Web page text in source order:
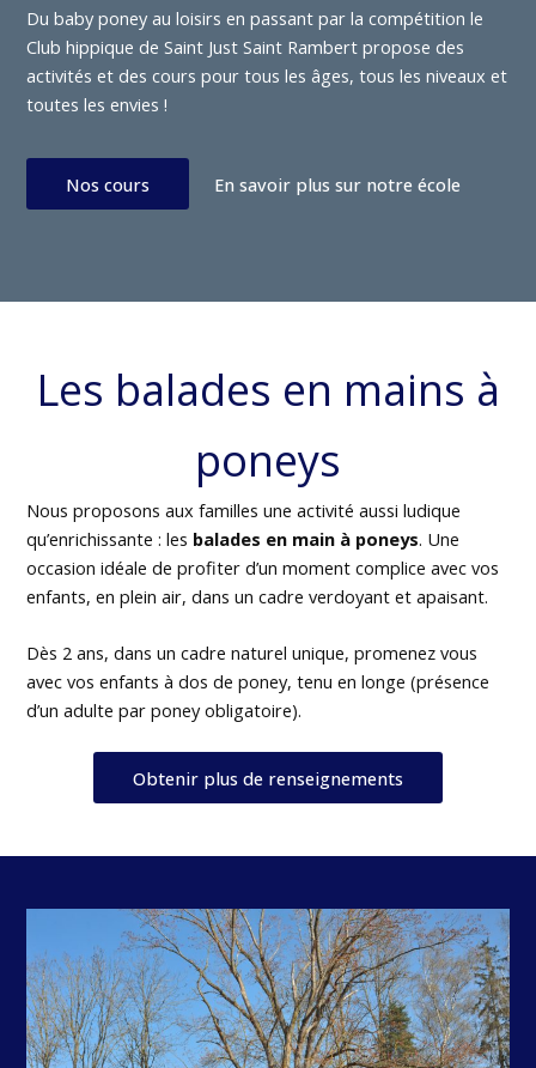
Du baby poney au loisirs en passant par la compétition le
Club hippique de Saint Just Saint Rambert propose des
activités et des cours pour tous les âges, tous les niveaux et
toutes les envies !
Nos cours En savoir plus sur notre école
Les balades en mains à
poneys
Nous proposons aux familles une activité aussi ludique
qu’enrichissante : les balades en main à poneys. Une
occasion idéale de profiter d’un moment complice avec vos
enfants, en plein air, dans un cadre verdoyant et apaisant.
Dès 2 ans, dans un cadre naturel unique, promenez vous
avec vos enfants à dos de poney, tenu en longe (présence
d’un adulte par poney obligatoire).
Obtenir plus de renseignements